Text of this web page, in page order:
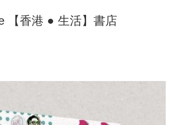
【香港 ● 生活】書店